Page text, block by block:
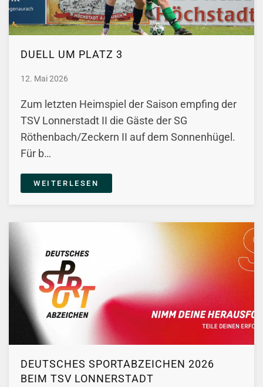
DUELL UM PLATZ 3
12. Mai 2026
Zum letzten Heimspiel der Saison empfing der
TSV Lonnerstadt II die Gäste der SG
Röthenbach/Zeckern II auf dem Sonnenhügel.
Für b…
WEITERLESEN
DEUTSCHES SPORTABZEICHEN 2026
BEIM TSV LONNERSTADT